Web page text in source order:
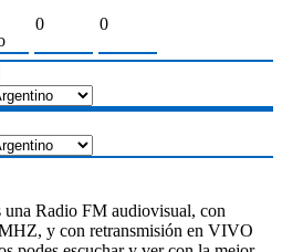
0 0
Radio FM audiovisual, con
y con retransmisión en VIVO